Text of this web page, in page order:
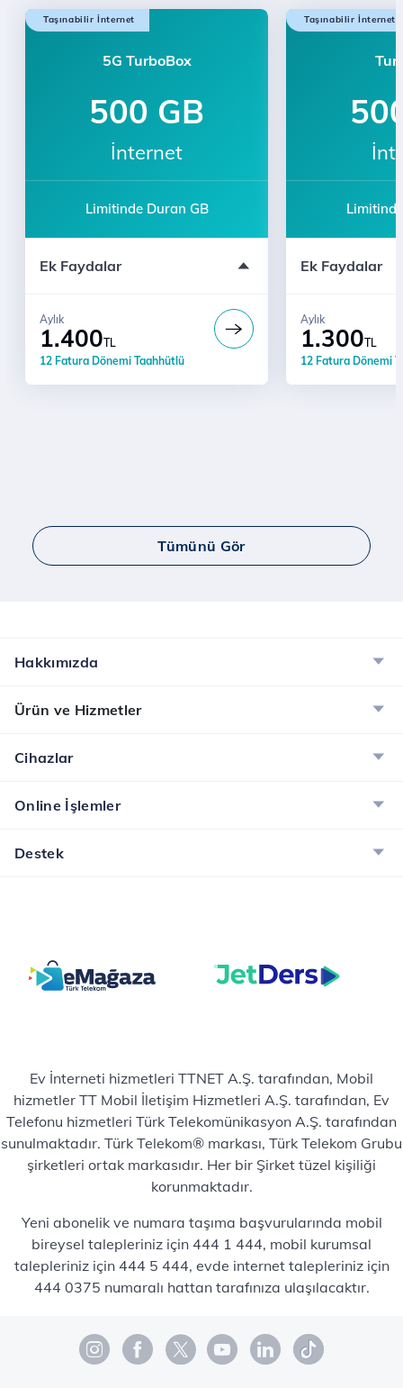
Taşınabilir İnternet
5G TurboBox
500 GB
İnternet
Limitinde Duran GB
Ek Faydalar
12 Fatura Dönemi Taahhütlü
1.400TL
Aylık
Taşınabilir İnternet
Ek Faydalar
12 Fatura Dönemi
1.300TL
Aylık
Tümünü Gör
Hakkımızda
Ürün ve Hizmetler
Cihazlar
Online İşlemler
Destek
Ev İnterneti hizmetleri TTNET A.Ş. tarafından, Mobil
hizmetler TT Mobil İletişim Hizmetleri A.Ş. tarafından, Ev
Telefonu hizmetleri Türk Telekomünikasyon A.Ş. tarafından
sunulmaktadır. Türk Telekom® markası, Türk Telekom Grubu
şirketleri ortak markasıdır. Her bir Şirket tüzel kişiliği
korunmaktadır.
Yeni abonelik ve numara taşıma başvurularında mobil
bireysel talepleriniz için 444 1 444, mobil kurumsal
talepleriniz için 444 5 444, evde internet talepleriniz için
444 0375 numaralı hattan tarafınıza ulaşılacaktır.